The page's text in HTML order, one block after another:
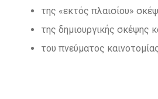
της «εκτός πλαισίου»
της δημιουργικής σκέψης
του πνεύματος